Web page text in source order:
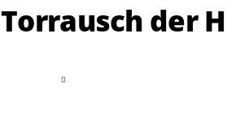
Torrausch der